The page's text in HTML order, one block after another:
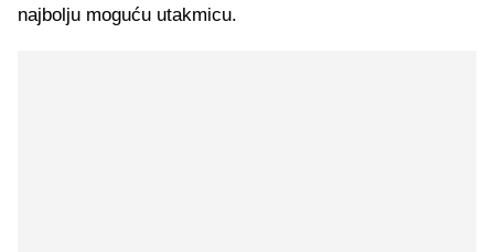
najbolju moguću utakmicu.